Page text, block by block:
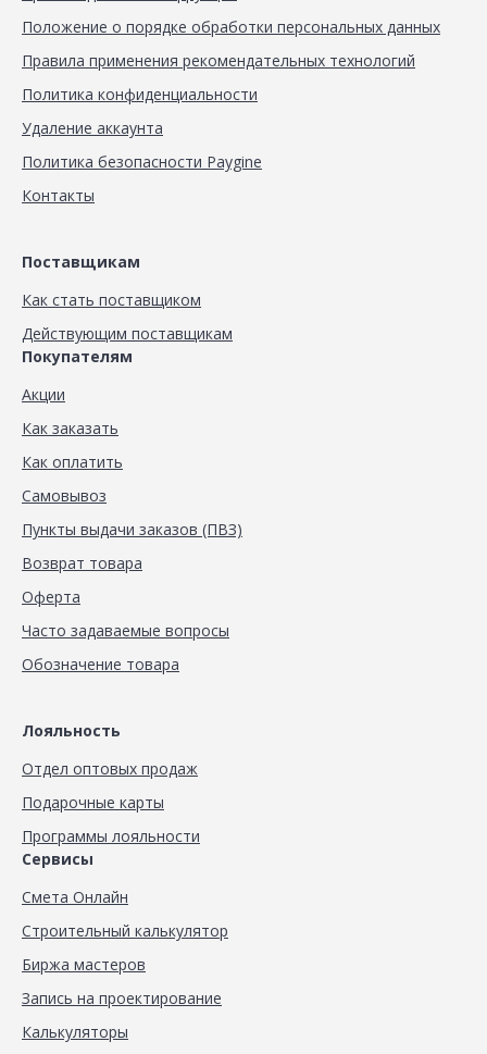
Положение о порядке обработки персональных данных
Правила применения рекомендательных технологий
Политика конфиденциальности
Удаление аккаунта
Политика безопасности Paygine
Контакты
Поставщикам
Как стать поставщиком
Действующим поставщикам
Покупателям
Акции
Как заказать
Как оплатить
Самовывоз
Пункты выдачи заказов (ПВЗ)
Возврат товара
Оферта
Часто задаваемые вопросы
Обозначение товара
Лояльность
Отдел оптовых продаж
Подарочные карты
Программы лояльности
Сервисы
Смета Онлайн
Строительный калькулятор
Биржа мастеров
Запись на проектирование
Калькуляторы